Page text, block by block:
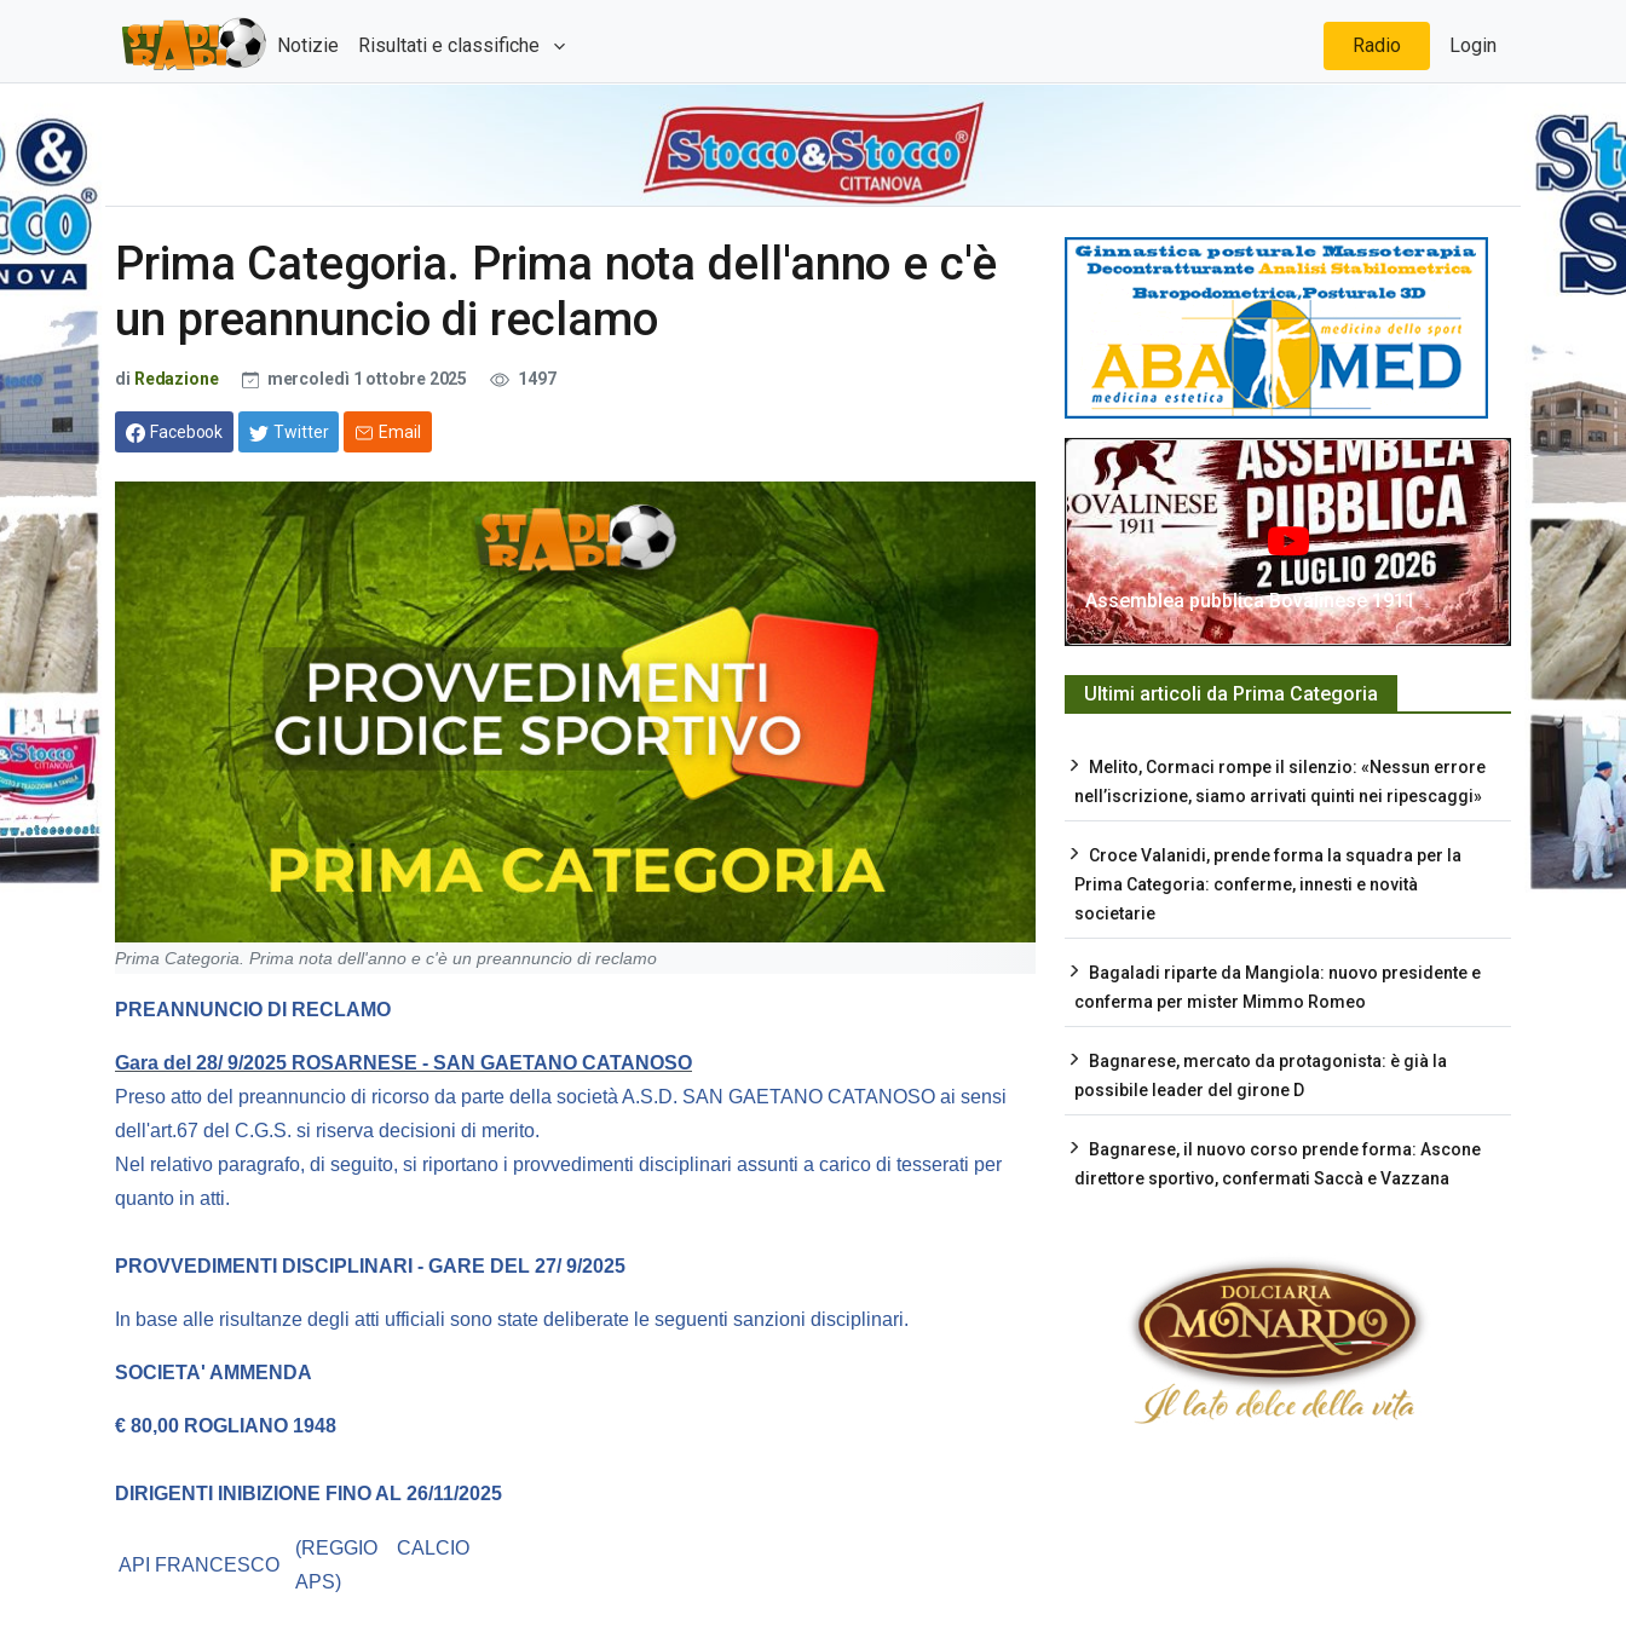
Notizie Risultati e classifiche Radio Login
Prima Categoria. Prima nota dell'anno e c'è
un preannuncio di reclamo
di Redazione mercoledì 1 ottobre 2025 1497
Facebook Twitter Email
Prima Categoria. Prima nota dell'anno e c'è un preannuncio di reclamo
PREANNUNCIO DI RECLAMO
Gara del 28/ 9/2025 ROSARNESE - SAN GAETANO CATANOSO
Preso atto del preannuncio di ricorso da parte della società A.S.D. SAN GAETANO CATANOSO ai sensi
dell'art.67 del C.G.S. si riserva decisioni di merito.
Nel relativo paragrafo, di seguito, si riportano i provvedimenti disciplinari assunti a carico di tesserati per
quanto in atti.
PROVVEDIMENTI DISCIPLINARI - GARE DEL 27/ 9/2025
In base alle risultanze degli atti ufficiali sono state deliberate le seguenti sanzioni disciplinari.
SOCIETA' AMMENDA
€ 80,00 ROGLIANO 1948
DIRIGENTI INIBIZIONE FINO AL 26/11/2025
API FRANCESCO
(REGGIO CALCIO
APS)
Assemblea pubblica Bovalinese 1911
Ultimi articoli da Prima Categoria
Melito, Cormaci rompe il silenzio: «Nessun errore
nell’iscrizione, siamo arrivati quinti nei ripescaggi»
Croce Valanidi, prende forma la squadra per la
Prima Categoria: conferme, innesti e novità
societarie
Bagaladi riparte da Mangiola: nuovo presidente e
conferma per mister Mimmo Romeo
Bagnarese, mercato da protagonista: è già la
possibile leader del girone D
Bagnarese, il nuovo corso prende forma: Ascone
direttore sportivo, confermati Saccà e Vazzana